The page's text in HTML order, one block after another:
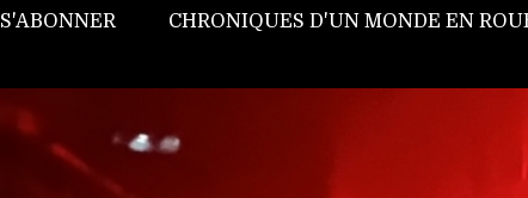
S'ABONNER CHRONIQUES D'UN MONDE EN